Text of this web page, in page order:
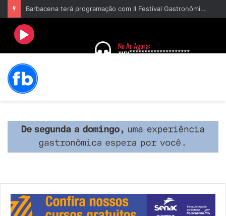
Barbacena terá programação com II Festival Gastronômico e a 4ª Semana da Música nas comemorações dos 235 anos da cidade